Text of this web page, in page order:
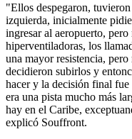
"Ellos despegaron,
izquierda, inicialmente
ingresar al aeropuerto,
hiperventiladoras, los
una mayor resistencia,
decidieron subirlos y
hacer y la decisión final
era una pista mucho más
hay en el Caribe,
explicó Souffront.